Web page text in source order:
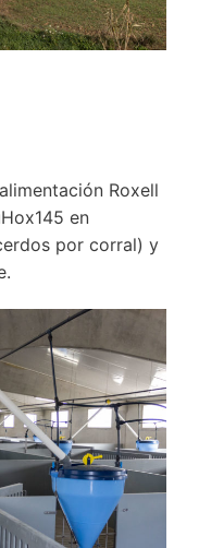
Roxell
en
por corral) y